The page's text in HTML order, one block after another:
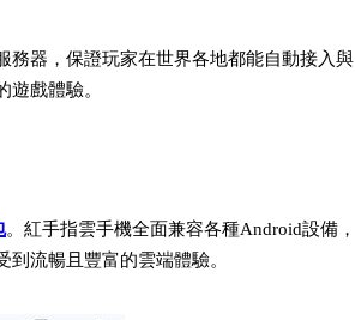
器，保證玩家在世界各地都能自動接入與
戲體驗。
。紅手指雲手機全面兼容各種Android設備，
流暢且豐富的雲端體驗。